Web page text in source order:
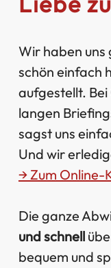
Wir haben uns
schön einfach
aufgestellt. Bei
langen
sagst uns
Und wir
→ Zum
Die ganze
und schnell
bequem und